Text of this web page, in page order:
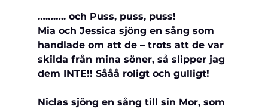
……….. och Puss, puss, puss!
Mia och Jessica sjöng en sång som
handlade om att de – trots att de var
skilda från mina söner, så slipper jag
dem INTE!! Sååå roligt och gulligt!
Niclas sjöng en sång till sin Mor, som